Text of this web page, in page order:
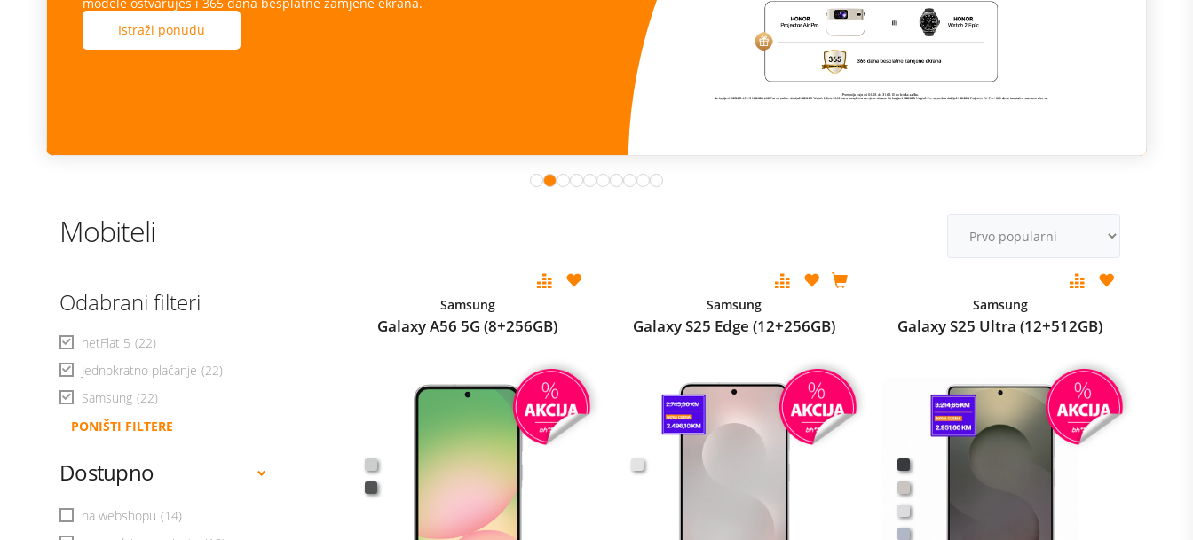
Istraži ponudu
Mobiteli
Odabrani filteri
netFlat 5 (22)
Jednokratno plaćanje (22)
Samsung (22)
PONIŠTI FILTERE
Dostupno
na webshopu (14)
Samsung
Galaxy A56 5G (8+256GB)
Samsung
Galaxy S25 Edge (12+256GB)
Samsung
Galaxy S25 Ultra (12+512GB)